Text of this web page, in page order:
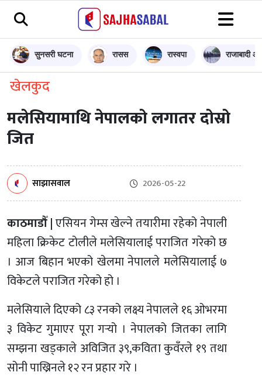
सुनसरी घटना रासस रास्वपा राजाबादी
खेलकुद
मलेसियामाथि नेपालको लगातर दोस्रो
जित
साझासवाल 2026-05-22
काठमाडौँ |एसियन गेम्स खेल्ने तयारीमा रहेको नेपाली
महिला क्रिकेट टोलीले मलेसियालाई पराजित गरेको छ
। आज बिहान भएको खेलमा नेपालले मलेसियालाई ७
विकेटले पराजित गरेको हो ।
मलेसियाले दिएको ८३ रनको लक्ष्य नेपालले १६ ओभरमा
३ विकेट गुमाएर पूरा गर्‍यो । नेपालको जितका लागि
सम्झना खड्काले अविजित ३९,कविता कुवँरले १९ तथा
सोनी पाख्रिनले १२ रन प्रहार गरे ।